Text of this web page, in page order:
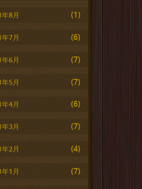
8月 (1)
7月 (6)
6月 (7)
5月 (7)
4月 (6)
3月 (7)
2月 (4)
1月 (7)